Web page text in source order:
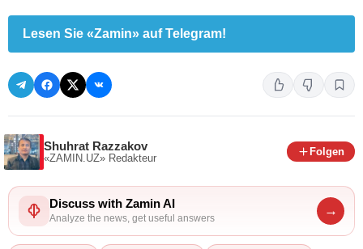
Lesen Sie «Zamin» auf Telegram!
Shuhrat Razzakov
«ZAMIN.UZ» Redakteur
Folgen
Discuss with Zamin AI
Analyze the news, get useful answers
→